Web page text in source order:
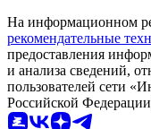
На информационном
рекомендательные
предоставления
и анализа сведений,
пользователей сети
Российской